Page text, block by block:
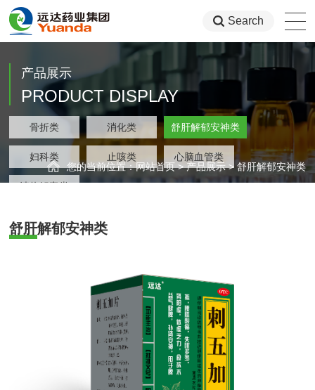
Search
产品展示
PRODUCT DISPLAY
骨折类 消化类 舒肝解郁安神类
妇科类 止咳类 心脑血管类
清热解毒类
您的当前位置：网站首页>产品展示> 舒肝解郁安神类
舒肝解郁安神类